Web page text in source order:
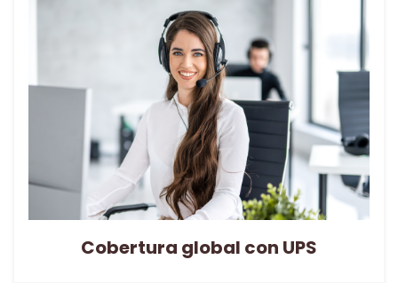
Cobertura global con UPS